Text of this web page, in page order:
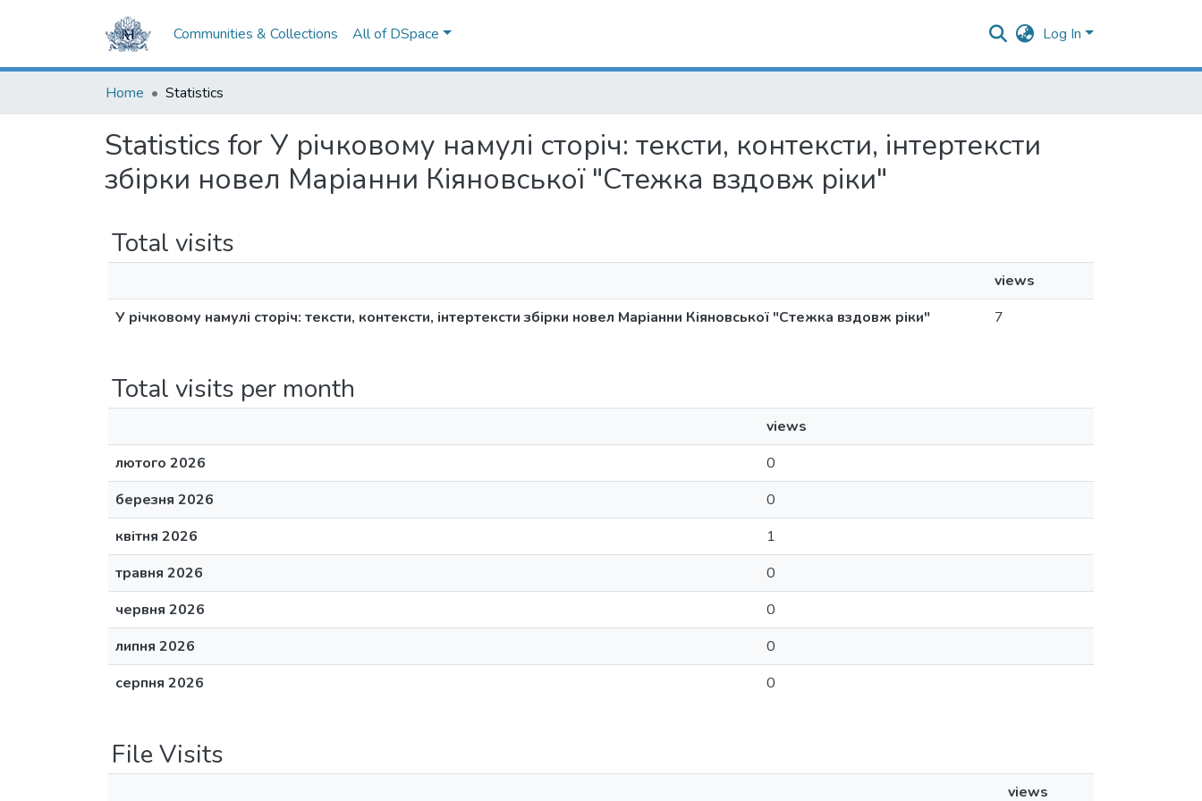
Communities & Collections All of DSpace Log In
Home Statistics
Statistics for У річковому намулі сторіч: тексти, контексти, інтертексти
збірки новел Маріанни Кіяновської "Стежка вздовж ріки"
Total visits
views
У річковому намулі сторіч: тексти, контексти, інтертексти збірки новел Маріанни Кіяновської "Стежка вздовж ріки"
7
Total visits per month
views
лютого 2026
0
березня 2026
0
квітня 2026
1
травня 2026
0
червня 2026
0
липня 2026
0
серпня 2026
0
File Visits
views